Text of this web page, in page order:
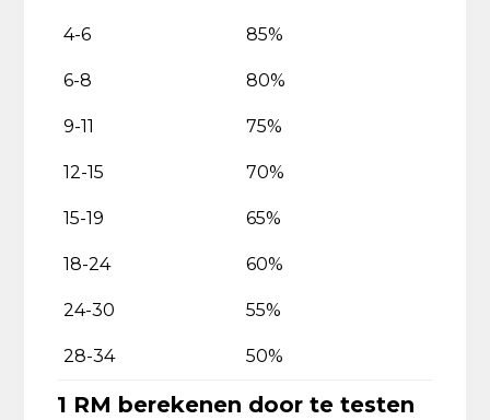
4-6 85%
6-8 80%
9-11 75%
12-15 70%
15-19 65%
18-24 60%
24-30 55%
28-34 50%
1 RM berekenen door te testen